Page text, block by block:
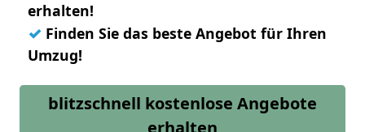
erhalten!
✓ Finden Sie das beste Angebot für Ihren
Umzug!
blitzschnell kostenlose Angebote
erhalten